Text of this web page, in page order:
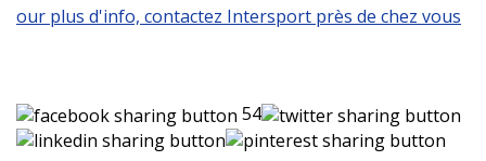
our plus d'info, contactez Intersport près de chez vous
54